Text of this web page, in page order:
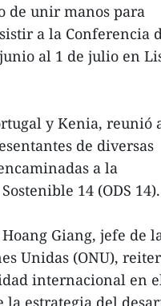
de unir manos para
a la Conferencia
al 1 de julio en
y Kenia, reunió
de diversas
a la
14 (ODS 14).
Giang, jefe de
Unidas (ONU),
internacional en
la estrategia del